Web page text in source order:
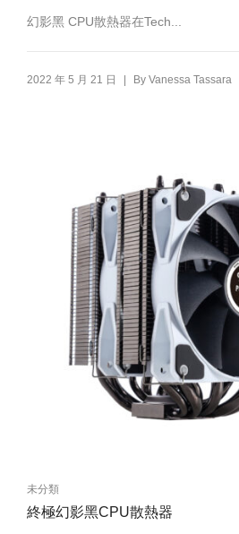
幻影黑 CPU散熱器在Tech...
2022 年 5 月 21 日 By Vanessa Tassara
未分類
終極幻影黑CPU散熱器